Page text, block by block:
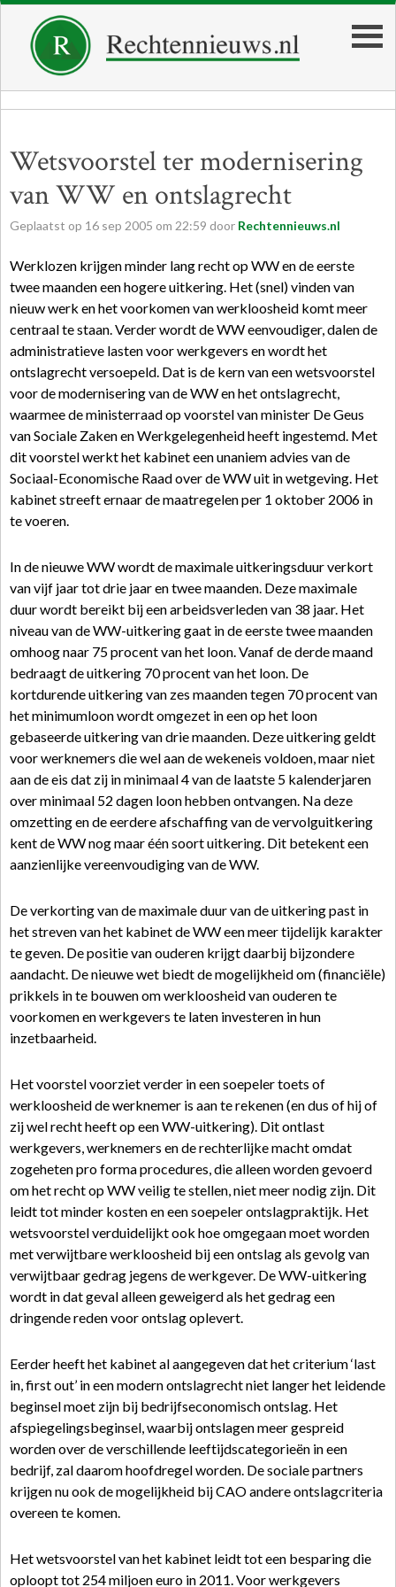
Wetsvoorstel ter modernisering
van WW en ontslagrecht
Geplaatst op 16 sep 2005 om 22:59 door Rechtennieuws.nl
Werklozen krijgen minder lang recht op WW en de eerste
twee maanden een hogere uitkering. Het (snel) vinden van
nieuw werk en het voorkomen van werkloosheid komt meer
centraal te staan. Verder wordt de WW eenvoudiger, dalen de
administratieve lasten voor werkgevers en wordt het
ontslagrecht versoepeld. Dat is de kern van een wetsvoorstel
voor de modernisering van de WW en het ontslagrecht,
waarmee de ministerraad op voorstel van minister De Geus
van Sociale Zaken en Werkgelegenheid heeft ingestemd. Met
dit voorstel werkt het kabinet een unaniem advies van de
Sociaal-Economische Raad over de WW uit in wetgeving. Het
kabinet streeft ernaar de maatregelen per 1 oktober 2006 in
te voeren.
In de nieuwe WW wordt de maximale uitkeringsduur verkort
van vijf jaar tot drie jaar en twee maanden. Deze maximale
duur wordt bereikt bij een arbeidsverleden van 38 jaar. Het
niveau van de WW-uitkering gaat in de eerste twee maanden
omhoog naar 75 procent van het loon. Vanaf de derde maand
bedraagt de uitkering 70 procent van het loon. De
kortdurende uitkering van zes maanden tegen 70 procent van
het minimumloon wordt omgezet in een op het loon
gebaseerde uitkering van drie maanden. Deze uitkering geldt
voor werknemers die wel aan de wekeneis voldoen, maar niet
aan de eis dat zij in minimaal 4 van de laatste 5 kalenderjaren
over minimaal 52 dagen loon hebben ontvangen. Na deze
omzetting en de eerdere afschaffing van de vervolguitkering
kent de WW nog maar één soort uitkering. Dit betekent een
aanzienlijke vereenvoudiging van de WW.
De verkorting van de maximale duur van de uitkering past in
het streven van het kabinet de WW een meer tijdelijk karakter
te geven. De positie van ouderen krijgt daarbij bijzondere
aandacht. De nieuwe wet biedt de mogelijkheid om (financiële)
prikkels in te bouwen om werkloosheid van ouderen te
voorkomen en werkgevers te laten investeren in hun
inzetbaarheid.
Het voorstel voorziet verder in een soepeler toets of
werkloosheid de werknemer is aan te rekenen (en dus of hij of
zij wel recht heeft op een WW-uitkering). Dit ontlast
werkgevers, werknemers en de rechterlijke macht omdat
zogeheten pro forma procedures, die alleen worden gevoerd
om het recht op WW veilig te stellen, niet meer nodig zijn. Dit
leidt tot minder kosten en een soepeler ontslagpraktijk. Het
wetsvoorstel verduidelijkt ook hoe omgegaan moet worden
met verwijtbare werkloosheid bij een ontslag als gevolg van
verwijtbaar gedrag jegens de werkgever. De WW-uitkering
wordt in dat geval alleen geweigerd als het gedrag een
dringende reden voor ontslag oplevert.
Eerder heeft het kabinet al aangegeven dat het criterium ‘last
in, first out’ in een modern ontslagrecht niet langer het leidende
beginsel moet zijn bij bedrijfseconomisch ontslag. Het
afspiegelingsbeginsel, waarbij ontslagen meer gespreid
worden over de verschillende leeftijdscategorieën in een
bedrijf, zal daarom hoofdregel worden. De sociale partners
krijgen nu ook de mogelijkheid bij CAO andere ontslagcriteria
overeen te komen.
Het wetsvoorstel van het kabinet leidt tot een besparing die
oploopt tot 254 miljoen euro in 2011. Voor werkgevers